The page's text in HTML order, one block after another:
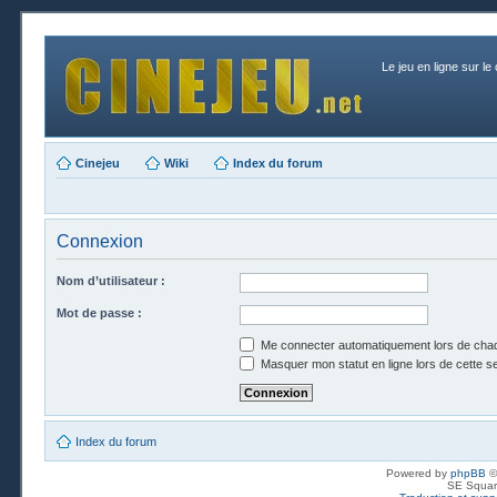
Le jeu en ligne sur le
Cinejeu Wiki Index du forum
Connexion
Nom d’utilisateur :
Mot de passe :
Me connecter automatiquement lors de
Masquer mon statut en ligne lors de cette
Index du forum
Powered by phpBB
SE